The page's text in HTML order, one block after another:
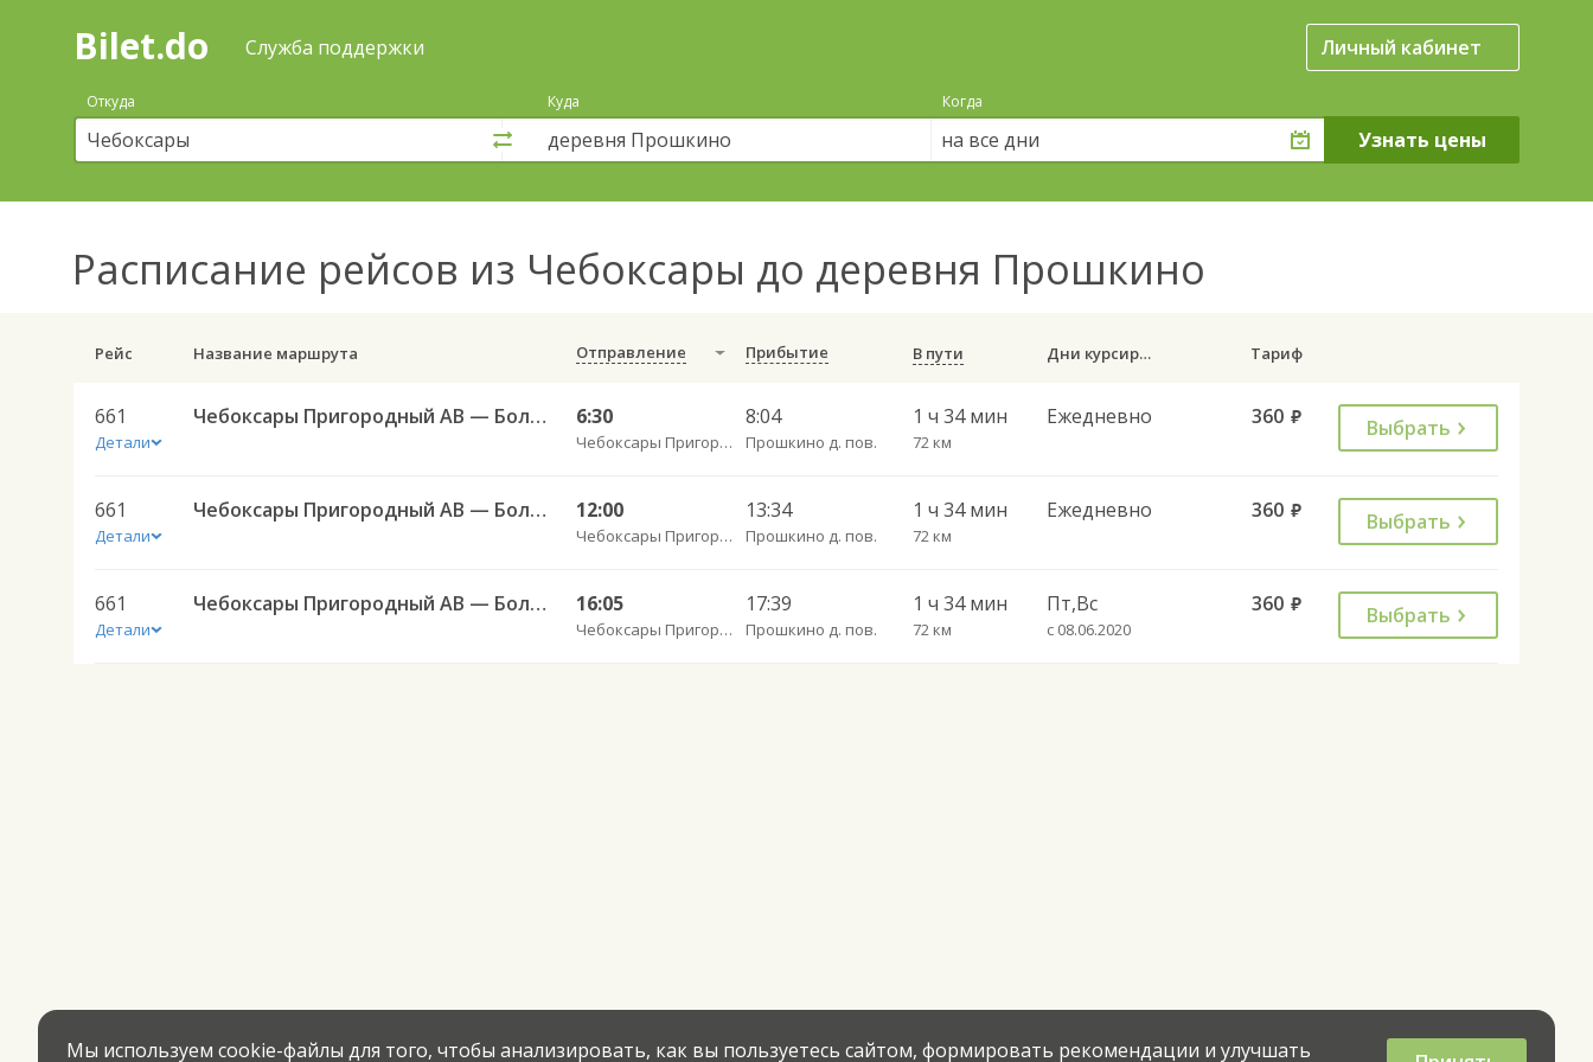
Поиск
покупка
билетов
автобус
онлайн
Bilet.do Служба поддержки Личный кабинет
Откуда Куда Когда
на все дни
Расписание рейсов из Чебоксары до деревня Прошкино
Рейс Название маршрута Отправление Прибытие В пути Дни курсирования Тариф
661
Детали
Чебоксары Пригородный АВ — Большое Ямашево с. ч/з Аликово с. ДКП 661 6:30
Чебоксары Пригородный АВ
8:04
Прошкино д. пов.
1 ч 34 мин
72 км
Ежедневно 360 руб. Выбрать
661
Детали
Чебоксары Пригородный АВ — Большое Ямашево с. ч/з Аликово с. ДКП 661 12:00
Чебоксары Пригородный АВ
13:34
Прошкино д. пов.
1 ч 34 мин
72 км
Ежедневно 360 руб. Выбрать
661
Детали
Чебоксары Пригородный АВ — Большое Ямашево с. ч/з Аликово с. ДКП 661 16:05
Чебоксары Пригородный АВ
17:39
Прошкино д. пов.
1 ч 34 мин
72 км
Пт,Вс
с 08.06.2020
360 руб. Выбрать
Мы используем cookie-файлы для того, чтобы анализировать, как вы пользуетесь сайтом, формировать рекомендации и улучшать